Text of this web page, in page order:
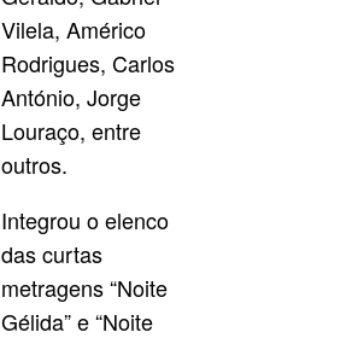
Vilela, Américo
Rodrigues, Carlos
António, Jorge
Louraço, entre
outros.
Integrou o elenco
das curtas
metragens “Noite
Gélida” e “Noite